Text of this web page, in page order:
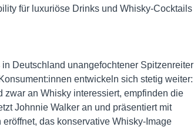
für luxuriöse Drinks und Whisky-Cocktails
Deutschland unangefochtener Spitzenreiter
entwickeln sich stetig weiter:
zwar an Whisky interessiert, empfinden die
Johnnie Walker an und präsentiert mit
das konservative Whisky-Image